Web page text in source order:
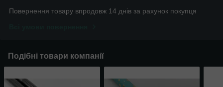
Повернення товару впродовж 14 днів за рахунок покупця
Подібні товари компанії